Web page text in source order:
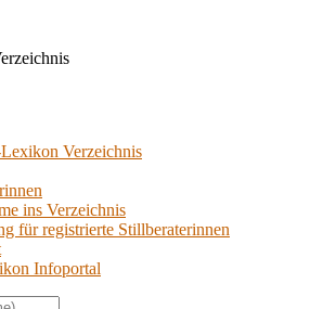
Verzeichnis
ins Verzeichnis
für regis­trier­te Stillberaterinnen
Infoportal